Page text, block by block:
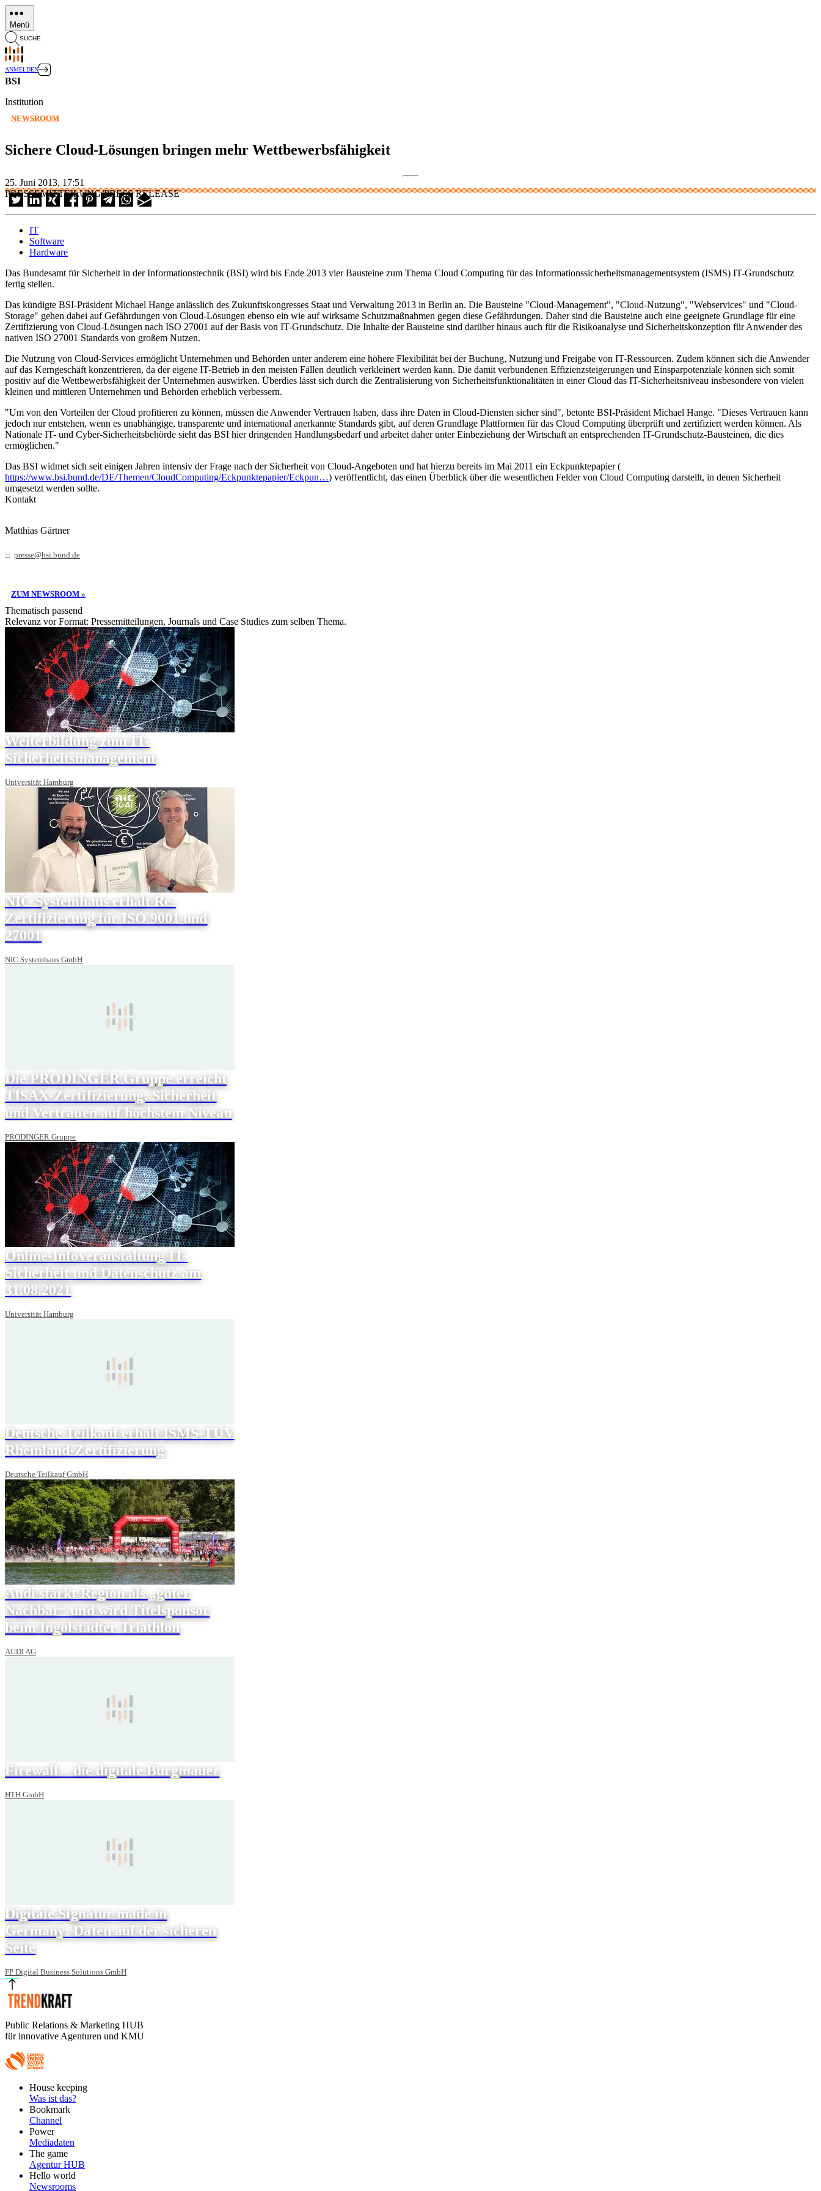
Direkt
zum
Inhalt
Menü
SUCHE
ANMELDEN
BSI
Institution
NEWSROOM
Sichere Cloud-Lösungen bringen mehr Wettbewerbsfähigkeit
25. Juni 2013, 17:51
PRESSEMITTEILUNG/PRESS RELEASE
IT
Software
Hardware
Das Bundesamt für Sicherheit in der Informationstechnik (BSI) wird bis Ende 2013 vier Bausteine zum Thema Cloud Computing für das Informationssicherheitsmanagementsystem (ISMS) IT-Grundschutz
fertig stellen.
Das kündigte BSI-Präsident Michael Hange anlässlich des Zukunftskongresses Staat und Verwaltung 2013 in Berlin an. Die Bausteine "Cloud-Management", "Cloud-Nutzung", "Webservices" und "Cloud-
Storage" gehen dabei auf Gefährdungen von Cloud-Lösungen ebenso ein wie auf wirksame Schutzmaßnahmen gegen diese Gefährdungen. Daher sind die Bausteine auch eine geeignete Grundlage für eine
Zertifizierung von Cloud-Lösungen nach ISO 27001 auf der Basis von IT-Grundschutz. Die Inhalte der Bausteine sind darüber hinaus auch für die Risikoanalyse und Sicherheitskonzeption für Anwender des
nativen ISO 27001 Standards von großem Nutzen.
Die Nutzung von Cloud-Services ermöglicht Unternehmen und Behörden unter anderem eine höhere Flexibilität bei der Buchung, Nutzung und Freigabe von IT-Ressourcen. Zudem können sich die Anwender
auf das Kerngeschäft konzentrieren, da der eigene IT-Betrieb in den meisten Fällen deutlich verkleinert werden kann. Die damit verbundenen Effizienzsteigerungen und Einsparpotenziale können sich somit
positiv auf die Wettbewerbsfähigkeit der Unternehmen auswirken. Überdies lässt sich durch die Zentralisierung von Sicherheitsfunktionalitäten in einer Cloud das IT-Sicherheitsniveau insbesondere von vielen
kleinen und mittleren Unternehmen und Behörden erheblich verbessern.
"Um von den Vorteilen der Cloud profitieren zu können, müssen die Anwender Vertrauen haben, dass ihre Daten in Cloud-Diensten sicher sind", betonte BSI-Präsident Michael Hange. "Dieses Vertrauen kann
jedoch nur entstehen, wenn es unabhängige, transparente und international anerkannte Standards gibt, auf deren Grundlage Plattformen für das Cloud Computing überprüft und zertifiziert werden können. Als
Nationale IT- und Cyber-Sicherheitsbehörde sieht das BSI hier dringenden Handlungsbedarf und arbeitet daher unter Einbeziehung der Wirtschaft an entsprechenden IT-Grundschutz-Bausteinen, die dies
ermöglichen."
Das BSI widmet sich seit einigen Jahren intensiv der Frage nach der Sicherheit von Cloud-Angeboten und hat hierzu bereits im Mai 2011 ein Eckpunktepapier (
https://www.bsi.bund.de/DE/Themen/CloudComputing/Eckpunktepapier/Eckpun…) veröffentlicht, das einen Überblick über die wesentlichen Felder von Cloud Computing darstellt, in denen Sicherheit
umgesetzt werden sollte.
Kontakt
Matthias Gärtner
presse@bsi.bund.de
ZUM NEWSROOM »
Thematisch passend
Relevanz vor Format: Pressemitteilungen, Journals und Case Studies zum selben Thema.
Weiterbildung zum IT-
Sicherheitsmanagement
Universität Hamburg
NIC Systemhaus erhält Re-
Zertifizierung für ISO 9001 und
27001
NIC Systemhaus GmbH
Die PRODINGER Gruppe erreicht
TISAX-Zertifizierung: Sicherheit
und Vertrauen auf höchstem Niveau
PRODINGER Gruppe
Online-Infoveranstaltung IT-
Sicherheit und Datenschutz am
31.08.2021
Universität Hamburg
Deutsche Teilkauf erhält ISMS-TÜV
Rheinland-Zertifizierung
Deutsche Teilkauf GmbH
Audi stärkt Region als „guter
Nachbar“ und wird Titelsponsor
beim Ingolstädter Triathlon
AUDI AG
Firewall – die digitale Burgmauer
HTH GmbH
Digitale Signatur made in
Germany: Daten auf der sicheren
Seite
FP Digital Business Solutions GmbH
Public Relations & Marketing HUB
für innovative Agenturen und KMU
FooterHouse keeping
Was ist das?
Bookmark
Channel
Power
Mediadaten
The game
Agentur HUB
Hello world
Newsrooms